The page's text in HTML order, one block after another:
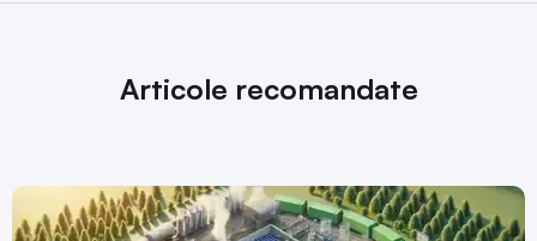
Articole recomandate